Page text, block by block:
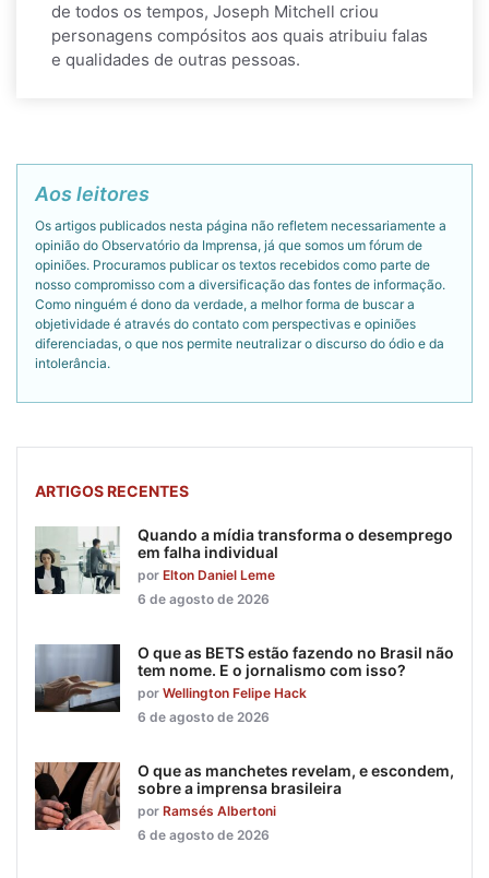
de todos os tempos, Joseph Mitchell criou
personagens compósitos aos quais atribuiu falas
e qualidades de outras pessoas.
Aos leitores
Os artigos publicados nesta página não refletem necessariamente a
opinião do Observatório da Imprensa, já que somos um fórum de
opiniões. Procuramos publicar os textos recebidos como parte de
nosso compromisso com a diversificação das fontes de informação.
Como ninguém é dono da verdade, a melhor forma de buscar a
objetividade é através do contato com perspectivas e opiniões
diferenciadas, o que nos permite neutralizar o discurso do ódio e da
intolerância.
ARTIGOS RECENTES
Quando a mídia transforma o desemprego
em falha individual
por Elton Daniel Leme
6 de agosto de 2026
O que as BETS estão fazendo no Brasil não
tem nome. E o jornalismo com isso?
por Wellington Felipe Hack
6 de agosto de 2026
O que as manchetes revelam, e escondem,
sobre a imprensa brasileira
por Ramsés Albertoni
6 de agosto de 2026